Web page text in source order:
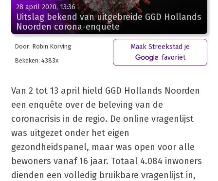
28 april 2020, 13:36
Uitslag bekend van uitgebreide GGD Hollands
Noorden corona-enquête
Door: Robin Korving
Bekeken: 4383x
Maak Streekstad je
favoriet
Van 2 tot 13 april hield GGD Hollands Noorden
een enquête over de beleving van de
coronacrisis in de regio. De online vragenlijst
was uitgezet onder het eigen
gezondheidspanel, maar was open voor alle
bewoners vanaf 16 jaar. Totaal 4.084 inwoners
dienden een volledig bruikbare vragenlijst in,